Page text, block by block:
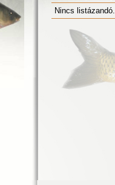
Nincs listázandó.